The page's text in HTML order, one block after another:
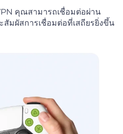
คุณสามารถเชื่อมต่อผ่าน
สัมผัสการเชื่อมต่อที่เสถียรยิ่งขึ้น